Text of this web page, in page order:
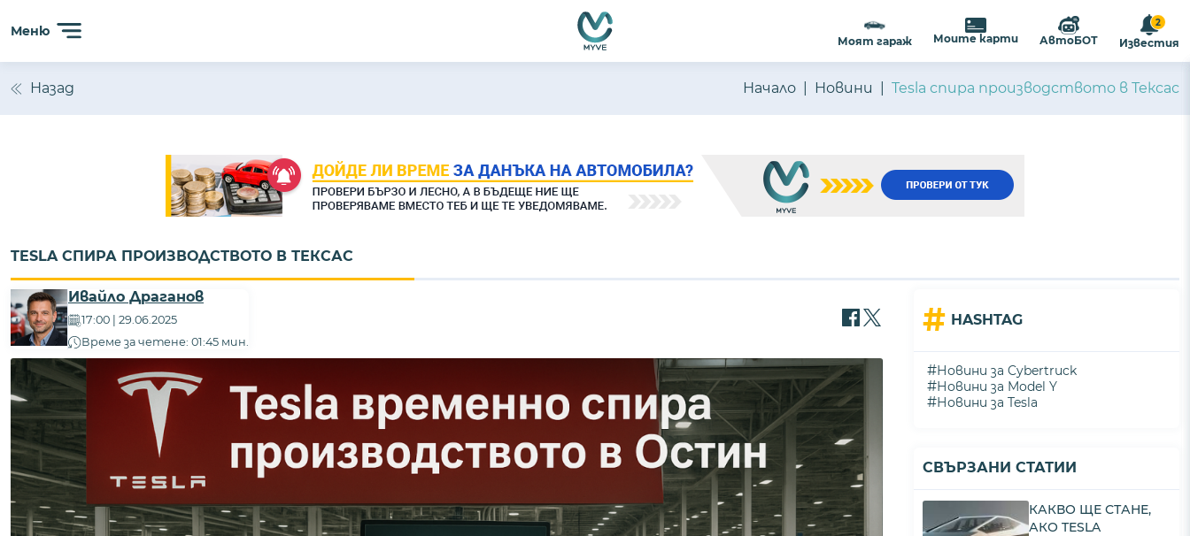
Меню
Моят гараж Моите карти АвтоБОТ
2
Известия
Назад Начало Новини Tesla спира производството в Тексас
TESLA СПИРА ПРОИЗВОДСТВОТО В ТЕКСАС
Ивайло Драганов
17:00 | 29.06.2025
Време за четене: 01:45 мин.
# HASHTAG
#Новини за Cybertruck
#Новини за Model Y
#Новини за Tesla
СВЪРЗАНИ СТАТИИ
КАКВО ЩЕ СТАНЕ,
АКО TESLA